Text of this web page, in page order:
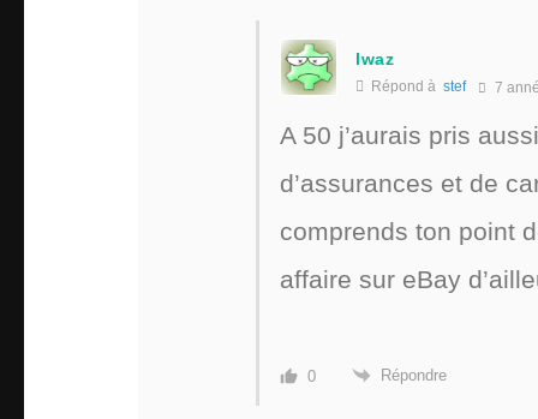
lwaz
Répond à stef 7
A 50 j’aurais pris
d’assurances et de
comprends ton point
affaire sur eBay
0 Répondre